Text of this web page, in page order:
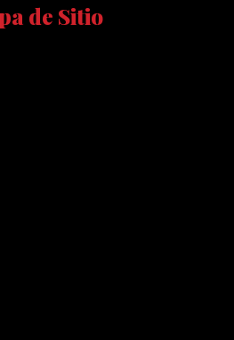
de Sitio